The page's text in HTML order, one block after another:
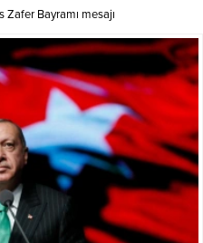
Bayramı mesajı